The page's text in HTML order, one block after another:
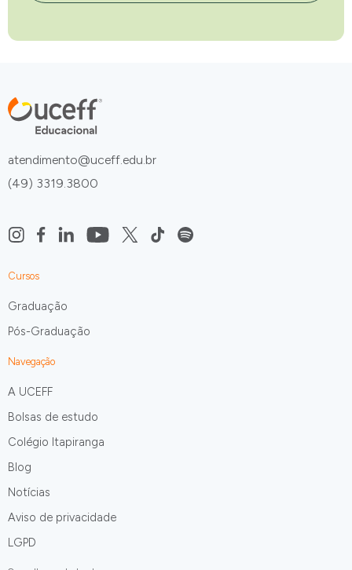
atendimento@uceff.edu.br
(49) 3319.3800
Cursos
Graduação
Pós-Graduação
Navegação
A UCEFF
Bolsas de estudo
Colégio Itapiranga
Blog
Notícias
Aviso de privacidade
LGPD